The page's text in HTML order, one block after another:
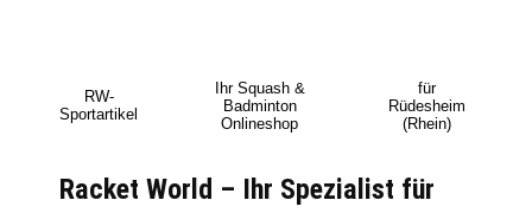
RW-
Sportartikel
Ihr Squash &
Badminton
Onlineshop
für
Rüdesheim
(Rhein)
Racket World – Ihr Spezialist für